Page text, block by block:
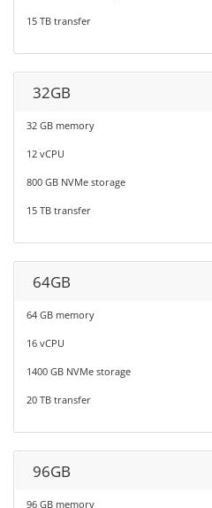
15 TB transfer
32GB
32 GB memory
12 vCPU
800 GB NVMe storage
15 TB transfer
64GB
64 GB memory
16 vCPU
1400 GB NVMe storage
20 TB transfer
96GB
96 GB memory